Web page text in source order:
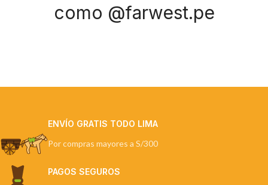
como @farwest.pe
ENVÍO GRATIS TODO LIMA
Por compras mayores a S/300
PAGOS SEGUROS